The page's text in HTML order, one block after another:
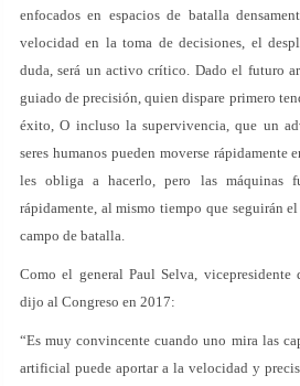
enfocados en espacios de batalla
velocidad en la toma de decisiones, el
duda, será un activo crítico. Dado el futuro
guiado de precisión, quien dispare primero
éxito, O incluso la supervivencia, que un
seres humanos pueden moverse rápidamente
les obliga a hacerlo, pero las máquinas
rápidamente, al mismo tiempo que seguirán
campo de batalla.
Como el general Paul Selva,
dijo al Congreso en 2017:
“Es muy convincente cuando uno mira las
artificial puede aportar a la velocidad y